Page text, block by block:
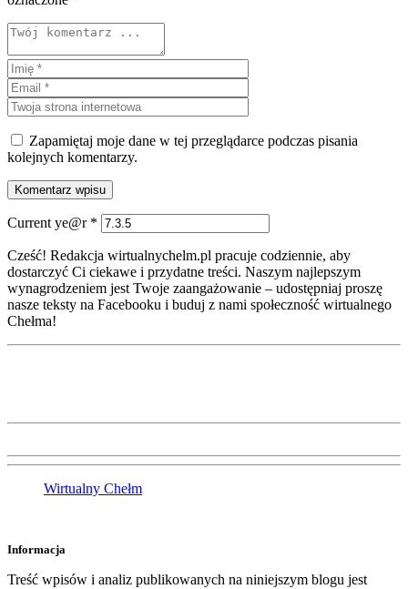
Zapamiętaj moje dane w tej przeglądarce podczas pisania
kolejnych komentarzy.
Current ye@r *
Cześć! Redakcja wirtualnychelm.pl pracuje codziennie, aby
dostarczyć Ci ciekawe i przydatne treści. Naszym najlepszym
wynagrodzeniem jest Twoje zaangażowanie – udostępniaj proszę
nasze teksty na Facebooku i buduj z nami społeczność wirtualnego
Chełma!
Wirtualny Chełm
Informacja
Treść wpisów i analiz publikowanych na niniejszym blogu jest